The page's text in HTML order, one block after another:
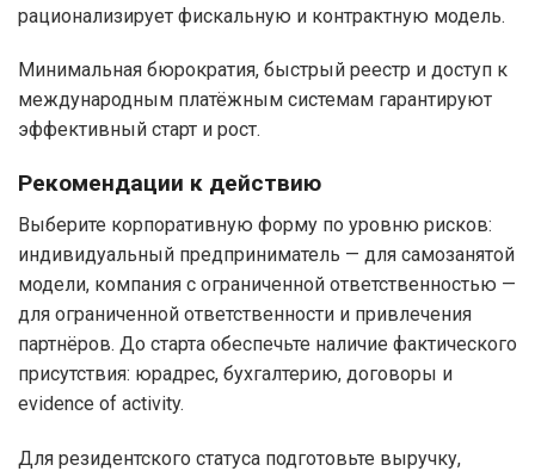
рационализирует фискальную и контрактную модель.
Минимальная бюрократия, быстрый реестр и доступ к
международным платёжным системам гарантируют
эффективный старт и рост.
Рекомендации к действию
Выберите корпоративную форму по уровню рисков:
индивидуальный предприниматель — для самозанятой
модели, компания с ограниченной ответственностью —
для ограниченной ответственности и привлечения
партнёров. До старта обеспечьте наличие фактического
присутствия: юрадрес, бухгалтерию, договоры и
evidence of activity.
Для резидентского статуса подготовьте выручку,